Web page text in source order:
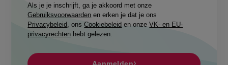
Als je je inschrijft, ga je akkoord met onze
Gebruiksvoorwaarden en erken je dat je ons
Privacybeleid , onsCookiebeleid en onzeVK- en EU-
privacyrechten hebt gelezen.